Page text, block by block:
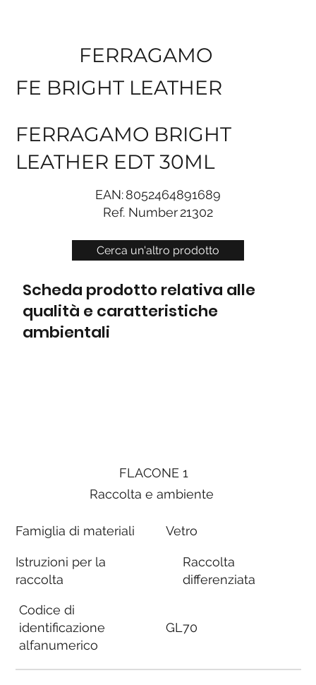
Cerca un'altro prodotto
FERRAGAMO
FE BRIGHT LEATHER
FERRAGAMO BRIGHT
LEATHER EDT 30ML
EAN:8052464891689
Ref. Number21302
Scheda prodotto relativa alle
qualità e caratteristiche
ambientali
FLACONE 1
Raccolta e ambiente
Famiglia di materiali
Istruzioni per la
raccolta
Codice di
identificazione
alfanumerico
Vetro
Raccolta
differenziata
GL70